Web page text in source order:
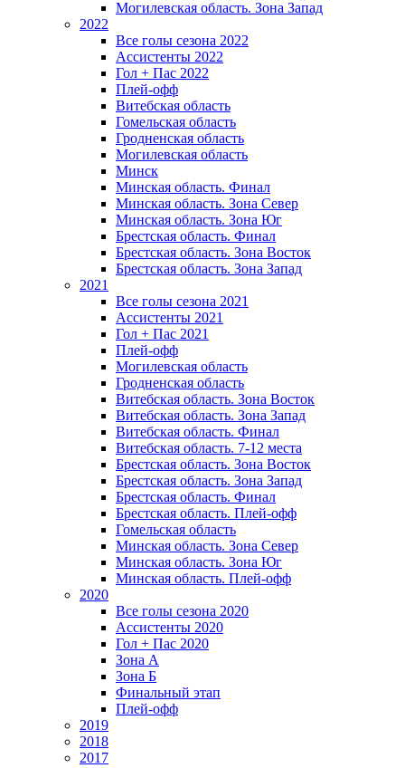
Могилевская область. Зона Запад
2022
Все голы сезона 2022
Ассистенты 2022
Гол + Пас 2022
Плей-офф
Витебская область
Гомельская область
Гродненская область
Могилевская область
Минск
Mинская область. Финал
Минская область. Зона Север
Минская область. Зона Юг
Брестская область. Финал
Брестская область. Зона Восток
Брестская область. Зона Запад
2021
Все голы сезона 2021
Ассистенты 2021
Гол + Пас 2021
Плей-офф
Могилевская область
Гродненская область
Витебская область. Зона Восток
Витебская область. Зона Запад
Витебская область. Финал
Витебская область. 7-12 места
Брестская область. Зона Восток
Брестская область. Зона Запад
Брестская область. Финал
Брестская область. Плей-офф
Гомельская область
Минская область. Зона Север
Минская область. Зона Юг
Минская область. Плей-офф
2020
Все голы сезона 2020
Ассистенты 2020
Гол + Пас 2020
Зона А
Зона Б
Финальный этап
Плей-офф
2019
2018
2017